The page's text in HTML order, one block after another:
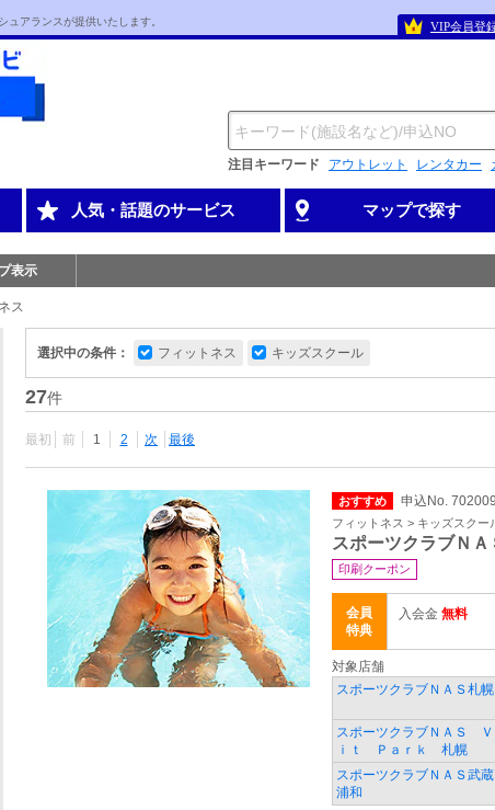
ュアランスが提供いたします。 VIP会員登
注目キーワード アウトレット レンタカー
人気・話題のサービス マップで探す
表示
ス
選択中の条件： フィットネス キッズスクール
27件
最初 前 1 2 次 最後
おすすめ 申込No.
フィットネス > キッズスクー
スポーツクラブＮ
印刷クーポン
会員
特典
入会金 無料
対象店舗
スポーツクラブＮＡＳ札幌
スポーツクラブＮＡＳ Ｖ
ｉｔ Ｐａｒｋ 札幌
スポーツクラブＮＡＳ武蔵
浦和